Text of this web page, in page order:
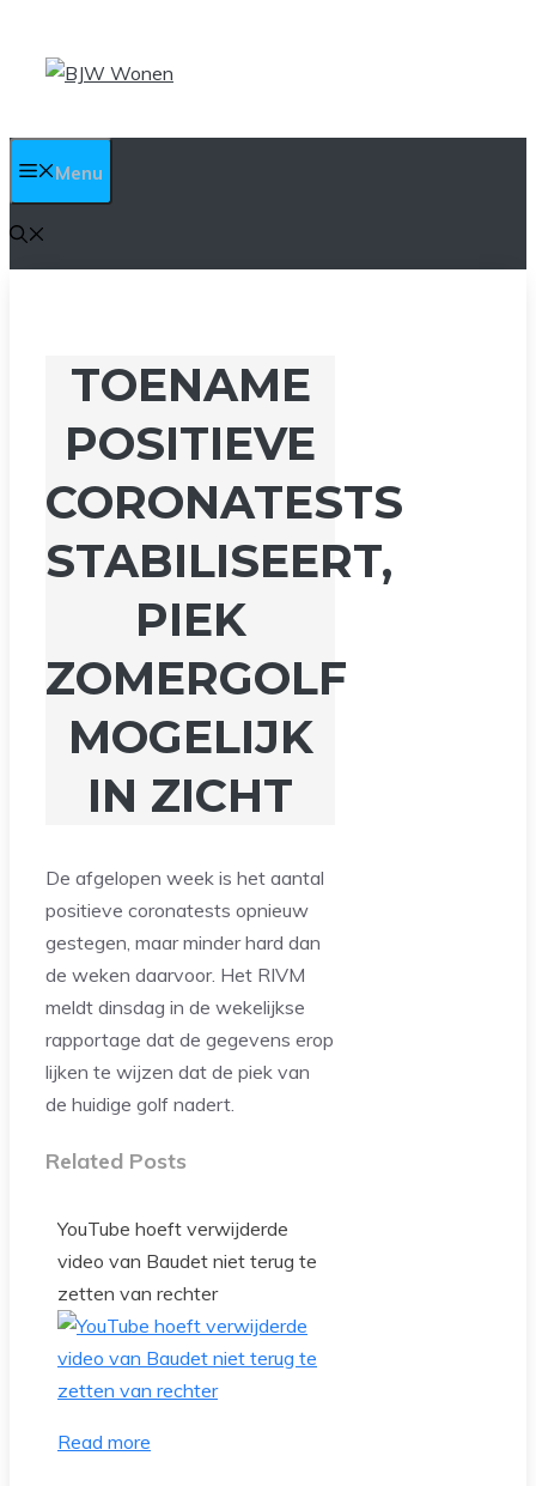
naar
Menu
TOENAME
POSITIEVE
CORONATESTS
STABILISEERT,
PIEK
ZOMERGOLF
MOGELIJK
IN ZICHT
De afgelopen week is het aantal
positieve coronatests opnieuw
gestegen, maar minder hard dan
de weken daarvoor. Het RIVM
meldt dinsdag in de wekelijkse
rapportage dat de gegevens erop
lijken te wijzen dat de piek van
de huidige golf nadert.
Related Posts
YouTube hoeft verwijderde
video van Baudet niet terug te
zetten van rechter
Read more